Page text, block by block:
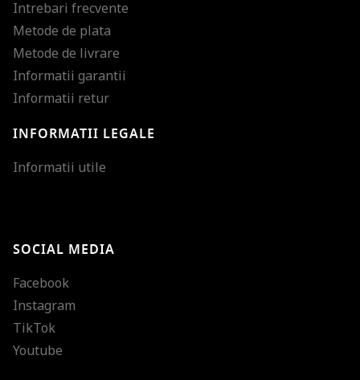
Intrebari frecvente
Metode de plata
Metode de livrare
Informatii garantii
Informatii retur
INFORMATII LEGALE
Informatii utile
SOCIAL MEDIA
Facebook
Instagram
TikTok
Youtube